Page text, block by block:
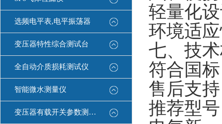
选频电平表,电平振荡器
变压器特性综合测试台
全自动介质损耗测试仪
智能微水测量仪
变压器有载开关参数测试仪
轻量化
环境适
七、技
符合国
售后支
推荐型